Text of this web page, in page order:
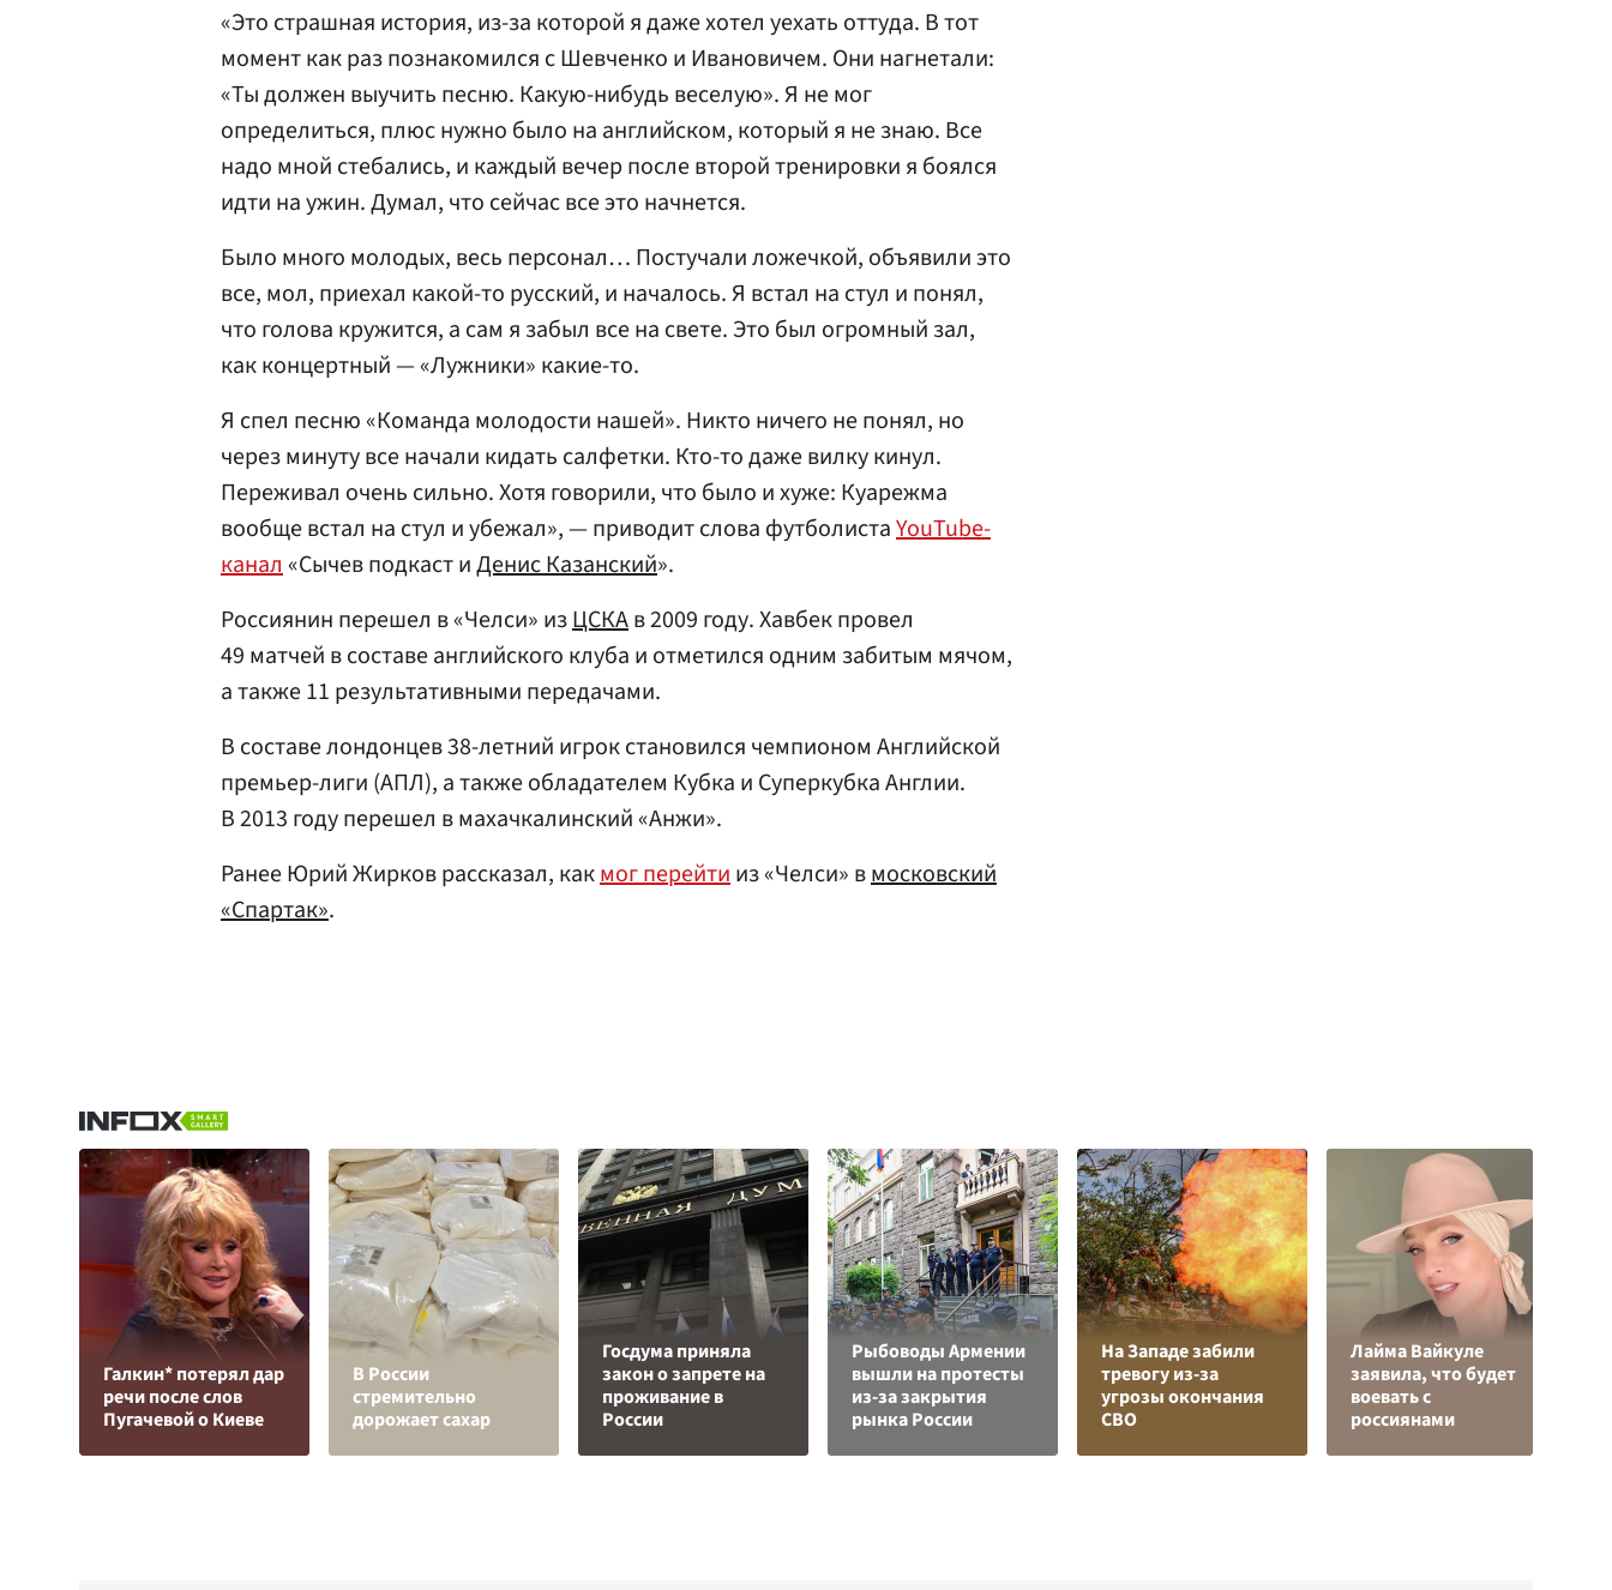
«Это страшная история, из-за которой я даже хотел уехать оттуда. В тот
момент как раз познакомился с Шевченко и Ивановичем. Они нагнетали:
«Ты должен выучить песню. Какую-нибудь веселую». Я не мог
определиться, плюс нужно было на английском, который я не знаю. Все
надо мной стебались, и каждый вечер после второй тренировки я боялся
идти на ужин. Думал, что сейчас все это начнется.
Было много молодых, весь персонал… Постучали ложечкой, объявили это
все, мол, приехал какой-то русский, и началось. Я встал на стул и понял,
что голова кружится, а сам я забыл все на свете. Это был огромный зал,
как концертный — «Лужники» какие-то.
Я спел песню «Команда молодости нашей». Никто ничего не понял, но
через минуту все начали кидать салфетки. Кто-то даже вилку кинул.
Переживал очень сильно. Хотя говорили, что было и хуже: Куарежма
вообще встал на стул и убежал», — приводит слова футболистаYouTube-
канал«Сычев подкаст иДенис Казанский».
Россиянин перешел в «Челси» изЦСКАв 2009 году. Хавбек провел
49 матчей в составе английского клуба и отметился одним забитым мячом,
а также 11 результативными передачами.
В составе лондонцев 38-летний игрок становился чемпионом Английской
премьер-лиги (АПЛ), а также обладателем Кубка и Суперкубка Англии.
В 2013 году перешел в махачкалинский «Анжи».
Ранее Юрий Жирков рассказал, какмог перейтииз «Челси» вмосковский
«Спартак».
Галкин* потерял дар
речи после слов
Пугачевой о Киеве
В России
стремительно
дорожает сахар
Госдума приняла
закон о запрете на
проживание в
России
Рыбоводы Армении
вышли на протесты
из-за закрытия
рынка России
На Западе забили
тревогу из-за
угрозы окончания
СВО
Лайма Вайкуле
заявила, что будет
воевать с
россиянами